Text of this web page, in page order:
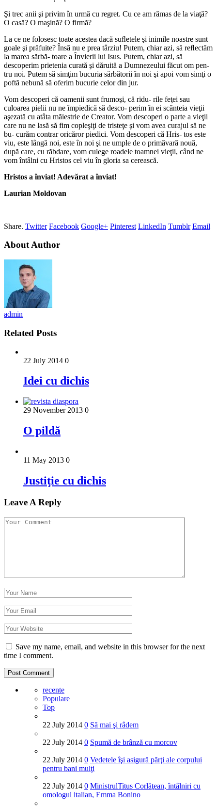
Şi trec anii şi privim în urmă cu regret. Cu ce am rămas de la viaţă?
O casă? O maşină? O firmă?
La ce ne folosesc toate acestea dacă suﬂetele şi inimile noastre sunt
goale şi prăfuite? Însă nu e prea târziu! Putem, chiar azi, să reﬂectăm
la marea sărbă‐ toare a Învierii lui Isus. Putem, chiar azi, să
descoperim prietenia curată şi dăruită a Dumnezeului făcut om pen‐
tru noi. Putem să simţim bucuria sărbătorii în noi şi apoi vom simţi o
poftă nebună să oferim bucurie celor din jur.
Vom descoperi că oamenii sunt frumoşi, că ridu‐ rile feţei sau
culoarea pielii nu ne împiedică să desco‐ perim în ei scânteia vieţii
aşezată cu atâta măiestrie de Creator. Vom descoperi o parte a vieţii
care nu ne lasă să fim copleşiţi de tristeţe şi vom avea curajul să ne
bu‐ curăm contrar oricăror piedici. Vom descoperi că Hris‐ tos este
viu, este lângă noi, este în noi şi ne umple de o primăvară nouă,
după care, cu răbdare, vom culege roadele toamnei vieţii, când ne
vom întâlni cu Hristos cel viu în gloria sa cerească.
Hristos a înviat! Adevărat a înviat!
Laurian Moldovan
Share. Twitter Facebook Google+ Pinterest LinkedIn Tumblr Email
About Author
admin
Related Posts
22 July 2014 0
Idei cu dichis
29 November 2013 0
O pildă
11 May 2013 0
Justiţie cu dichis
Leave A Reply
Save my name, email, and website in this browser for the next
time I comment.
recente
Populare
Top
22 July 2014 0 Să mai şi râdem
22 July 2014 0 Spumă de brânză cu morcov
22 July 2014 0 Vedetele îşi asigură părţi ale corpului
pentru bani mulţi
22 July 2014 0 MinistrulTitus Corlăţean, întâlniri cu
omologul italian, Emma Bonino